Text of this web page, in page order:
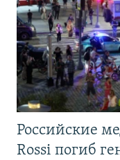
Российские
Rossi погиб